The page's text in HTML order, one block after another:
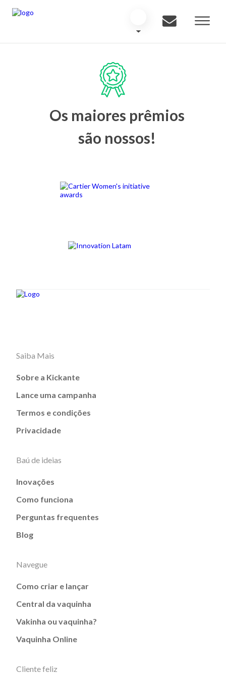
Os maiores prêmios
são nossos!
Saiba Mais
Sobre a Kickante
Lance uma campanha
Termos e condições
Privacidade
Baú de ideias
Inovações
Como funciona
Perguntas frequentes
Blog
Navegue
Como criar e lançar
Central da vaquinha
Vakinha ou vaquinha?
Vaquinha Online
Cliente feliz